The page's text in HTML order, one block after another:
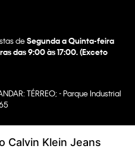
Calvin Klein Jeans
deSegunda a Quinta-feira
das 9:00 às 17:00. (Exceto
TÉRREO; - Parque Industrial
LTDA.